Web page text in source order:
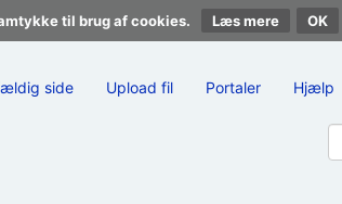
til brug af cookies. Læs mere
side Upload fil Portaler Hjælp